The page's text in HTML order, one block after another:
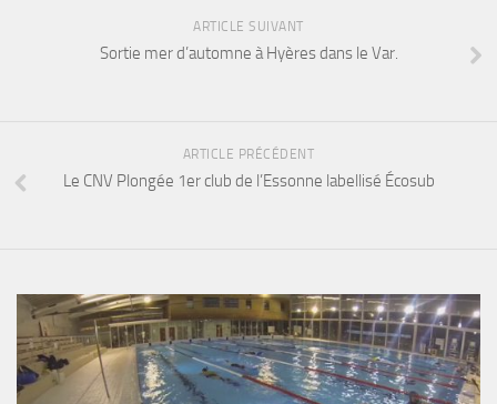
Environnement et Biologie Sub
NAGE
NAP / NEV
Agenda
ARTICLE SUIVANT
Sortie mer d’automne à Hyères dans le Var.
ARTICLE PRÉCÉDENT
Le CNV Plongée 1er club de l’Essonne labellisé Écosub